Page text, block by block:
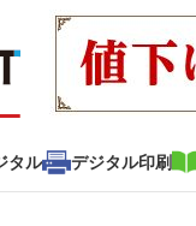
タル デジタル印刷